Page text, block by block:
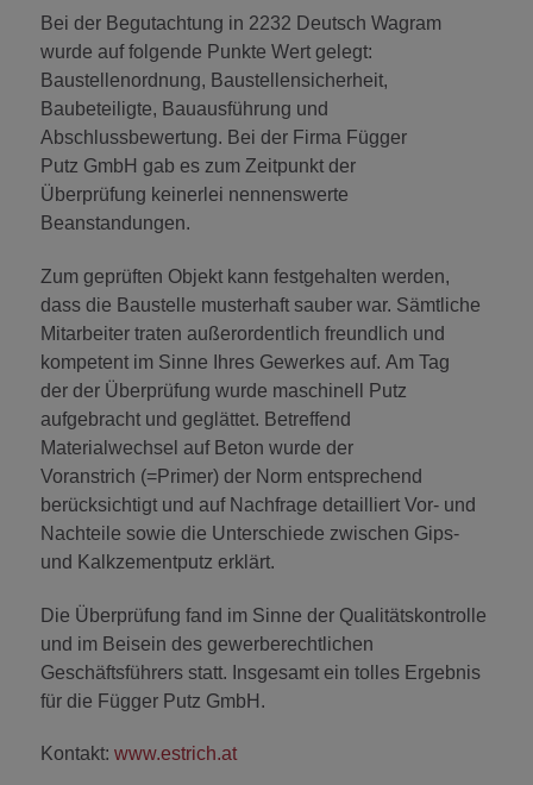
Bei der Begutachtung in 2232 Deutsch Wagram
wurde auf folgende Punkte Wert gelegt:
Baustellenordnung, Baustellensicherheit,
Baubeteiligte, Bauausführung und
Abschlussbewertung. Bei der Firma Függer
Putz GmbH gab es zum Zeitpunkt der
Überprüfung keinerlei nennenswerte
Beanstandungen.
Zum geprüften Objekt kann festgehalten werden,
dass die Baustelle musterhaft sauber war. Sämtliche
Mitarbeiter traten außerordentlich freundlich und
kompetent im Sinne Ihres Gewerkes auf. Am Tag
der der Überprüfung wurde maschinell Putz
aufgebracht und geglättet. Betreffend
Materialwechsel auf Beton wurde der
Voranstrich (=Primer) der Norm entsprechend
berücksichtigt und auf Nachfrage detailliert Vor- und
Nachteile sowie die Unterschiede zwischen Gips-
und Kalkzementputz erklärt.
Die Überprüfung fand im Sinne der Qualitätskontrolle
und im Beisein des gewerberechtlichen
Geschäftsführers statt. Insgesamt ein tolles Ergebnis
für die Függer Putz GmbH.
Kontakt: www.estrich.at